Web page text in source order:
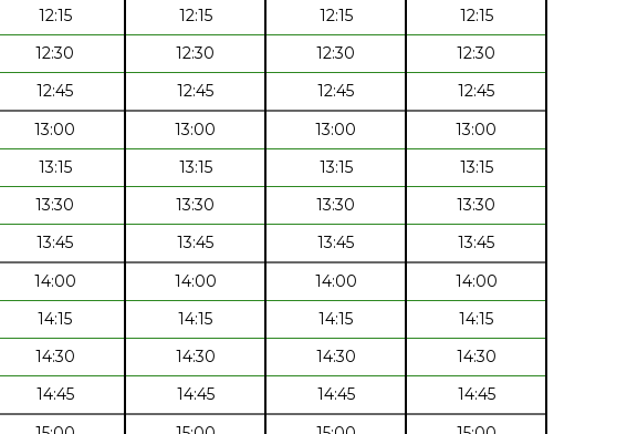
12:15 12:15 12:15
12:15
12:30 12:30 12:30
12:30
12:45 12:45 12:45
12:45
13:00 13:00 13:00
13:00
13:15 13:15 13:15
13:15
13:30 13:30 13:30
13:30
13:45 13:45 13:45
13:45
14:00 14:00 14:00
14:00
14:15 14:15 14:15
14:15
14:30 14:30 14:30
14:30
14:45 14:45 14:45
14:45